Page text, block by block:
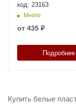
код: 23163
Много
от 435 ₽
Подробнее
Купить белые